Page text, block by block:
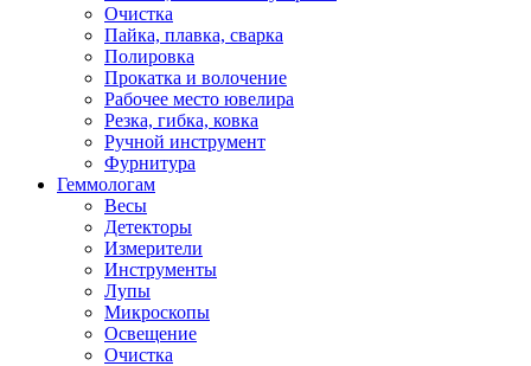
Очистка
Пайка, плавка, сварка
Полировка
Прокатка и волочение
Рабочее место ювелира
Резка, гибка, ковка
Ручной инструмент
Фурнитура
Геммологам
Весы
Детекторы
Измерители
Инструменты
Лупы
Микроскопы
Освещение
Очистка